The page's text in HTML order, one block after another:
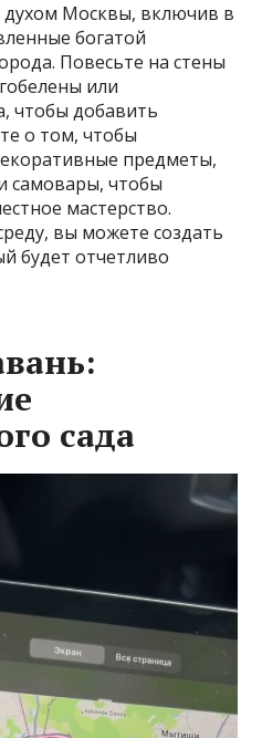
духом Москвы, включив в
богатой
Повесьте на стены
или
чтобы добавить
о том, чтобы
предметы,
самовары, чтобы
мастерство.
вы можете создать
будет отчетливо
сада